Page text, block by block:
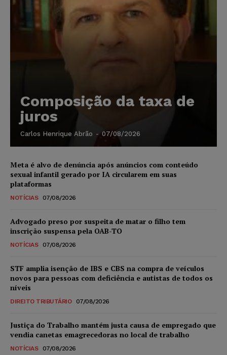
Composição da taxa de
juros
Carlos Henrique Abrão - 07/08/2026
Meta é alvo de denúncia após anúncios com conteúdo
sexual infantil gerado por IA circularem em suas
plataformas
NOTÍCIAS 07/08/2026
Advogado preso por suspeita de matar o filho tem
inscrição suspensa pela OAB-TO
NOTÍCIAS 07/08/2026
STF amplia isenção de IBS e CBS na compra de veículos
novos para pessoas com deficiência e autistas de todos os
níveis
DIREITO TRIBUTÁRIO 07/08/2026
Justiça do Trabalho mantém justa causa de empregado que
vendia canetas emagrecedoras no local de trabalho
NOTÍCIAS 07/08/2026